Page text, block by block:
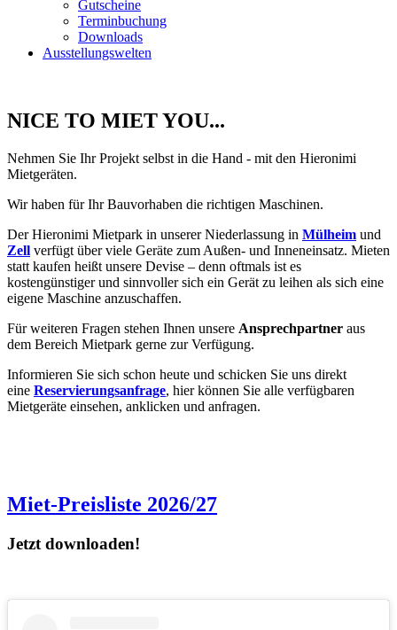
Gutscheine
Terminbuchung
Downloads
Ausstellungswelten
NICE TO MIET YOU...
Nehmen Sie Ihr Projekt selbst in die Hand - mit den Hieronimi
Mietgeräten.
Wir haben für Ihr Bauvorhaben die richtigen Maschinen.
Der Hieronimi Mietpark in unserer Niederlassung in Mülheim und
Zell verfügt über viele Geräte zum Außen- und Inneneinsatz. Mieten
statt kaufen heißt unsere Devise – denn oftmals ist es
kostengünstiger und sinnvoller sich ein Gerät zu leihen als sich eine
eigene Maschine anzuschaffen.
Für weiteren Fragen stehen Ihnen unsere Ansprechpartner aus
dem Bereich Mietpark gerne zur Verfügung.
Informieren Sie sich schon heute und schicken Sie uns direkt
eine Reservierungsanfrage, hier können Sie alle verfügbaren
Mietgeräte einsehen, anklicken und anfragen.
Miet-Preisliste 2026/27
Jetzt downloaden!